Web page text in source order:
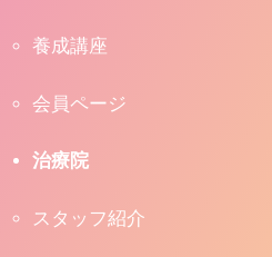
養成講座
会員ページ
治療院
スタッフ紹介